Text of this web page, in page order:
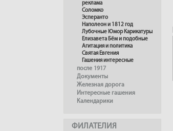
реклама
Соломко
Эсперанто
Наполеон и 1812 год
Лубочные Юмор Карикатуры
Елизавета Бём и подобные
Агитация и политика
Святая Евгения
Гашения интересные
после 1917
Документы
Железная дорога
Интересные гашения
Календарики
ФИЛАТЕЛИЯ